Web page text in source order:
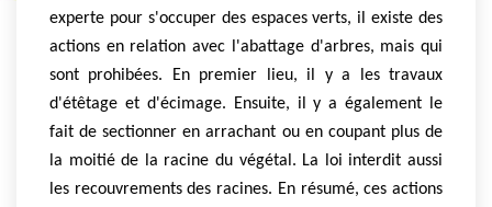
experte pour s'occuper des espaces verts, il existe des
actions en relation avec l'abattage d'arbres, mais qui
sont prohibées. En premier lieu, il y a les travaux
d'étêtage et d'écimage. Ensuite, il y a également le
fait de sectionner en arrachant ou en coupant plus de
la moitié de la racine du végétal. La loi interdit aussi
les recouvrements des racines. En résumé, ces actions